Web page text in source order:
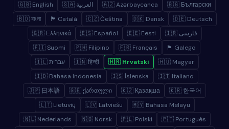
🇬🇧 English 🇸🇦 العربية 🇦🇿 Azərbaycanca
🇧🇬 Български
🇧🇩 বাংলা
🏴 Català 🇨🇿 Čeština 🇩🇰 Dansk
🇩🇪 Deutsch
🇬🇷 Ελληνικά
🇪🇸 Español 🇪🇪 Eesti
🇮🇷 فارسی
🇫🇮 Suomi
🇵🇭 Filipino 🇫🇷 Français
🏴 Galego
🇮🇱 עברית
🇮🇳 हिन्दी 🇭🇷 Hrvatski
🇭🇺 Magyar
🇮🇩 Bahasa Indonesia
🇮🇸 Íslenska
🇮🇹 Italiano
🇯🇵 日本語
🇬🇪 ქართული 🇰🇿 Қазақша
🇰🇷 한국어
🇱🇹 Lietuvių
🇱🇻 Latviešu
🇲🇾 Bahasa Melayu
🇳🇱 Nederlands
🇳🇴 Norsk 🇵🇱 Polski
🇵🇹 Português